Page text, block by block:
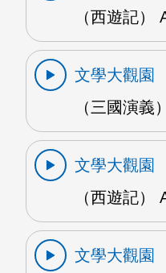
（西遊記）
文學大觀園
（三國演義
文學大觀園
（西遊記）
文學大觀園